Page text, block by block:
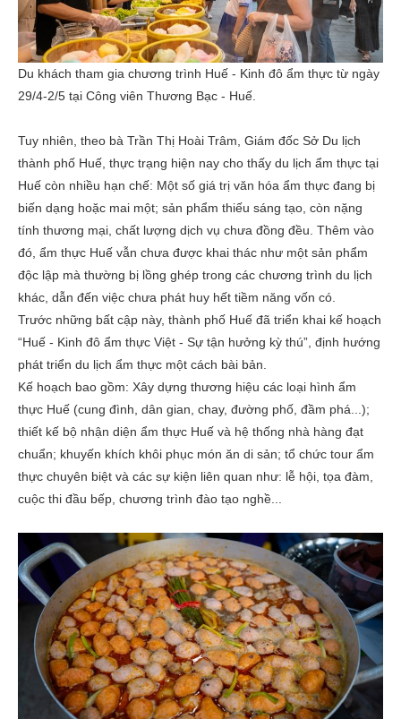
Du khách tham gia chương trình Huế - Kinh đô ẩm thực từ ngày
29/4-2/5 tại Công viên Thương Bạc - Huế.
Tuy nhiên, theo bà Trần Thị Hoài Trâm, Giám đốc Sở Du lịch
thành phố Huế, thực trạng hiện nay cho thấy du lịch ẩm thực tại
Huế còn nhiều hạn chế: Một số giá trị văn hóa ẩm thực đang bị
biến dạng hoặc mai một; sản phẩm thiếu sáng tạo, còn nặng
tính thương mại, chất lượng dịch vụ chưa đồng đều. Thêm vào
đó, ẩm thực Huế vẫn chưa được khai thác như một sản phẩm
độc lập mà thường bị lồng ghép trong các chương trình du lịch
khác, dẫn đến việc chưa phát huy hết tiềm năng vốn có.
Trước những bất cập này, thành phố Huế đã triển khai kế hoạch
“Huế - Kinh đô ẩm thực Việt - Sự tận hưởng kỳ thú”, định hướng
phát triển du lịch ẩm thực một cách bài bản.
Kế hoạch bao gồm: Xây dựng thương hiệu các loại hình ẩm
thực Huế (cung đình, dân gian, chay, đường phố, đầm phá...);
thiết kế bộ nhận diện ẩm thực Huế và hệ thống nhà hàng đạt
chuẩn; khuyến khích khôi phục món ăn di sản; tổ chức tour ẩm
thực chuyên biệt và các sự kiện liên quan như: lễ hội, tọa đàm,
cuộc thi đầu bếp, chương trình đào tạo nghề...